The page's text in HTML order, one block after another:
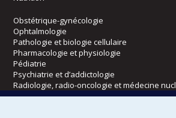
Obstétrique-gynécologie
Ophtalmologie
Pathologie et biologie cellulaire
Pharmacologie et physiologie
Pédiatrie
Psychiatrie et d’addictologie
Radiologie, radio-oncologie et médecine